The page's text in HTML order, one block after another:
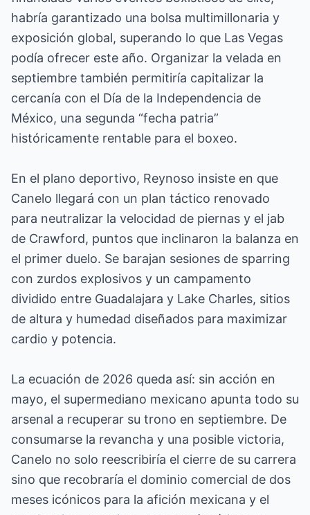
habría garantizado una bolsa multimillonaria y
exposición global, superando lo que Las Vegas
podía ofrecer este año. Organizar la velada en
septiembre también permitiría capitalizar la
cercanía con el Día de la Independencia de
México, una segunda “fecha patria”
históricamente rentable para el boxeo.
En el plano deportivo, Reynoso insiste en que
Canelo llegará con un plan táctico renovado
para neutralizar la velocidad de piernas y el jab
de Crawford, puntos que inclinaron la balanza en
el primer duelo. Se barajan sesiones de sparring
con zurdos explosivos y un campamento
dividido entre Guadalajara y Lake Charles, sitios
de altura y humedad diseñados para maximizar
cardio y potencia.
La ecuación de 2026 queda así: sin acción en
mayo, el supermediano mexicano apunta todo su
arsenal a recuperar su trono en septiembre. De
consumarse la revancha y una posible victoria,
Canelo no solo reescribiría el cierre de su carrera
sino que recobraría el dominio comercial de dos
meses icónicos para la afición mexicana y el